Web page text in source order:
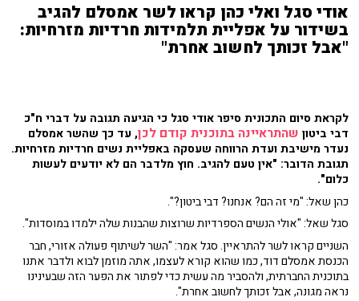
אודי סגל ואלי כהן קראו לשר אמסלם להגיב
בשידור על אפליית תלמידות חרדיות מזרחיות:
"אבל זכותך לחשוב אחרת"
לקראת סיום התכונית סיפר אודי סגל כי הגיעה תגובה על דברי ח"כ
דבי ביטון שהתראיינה בתוכנית קודם לכן, עד כך שהשר אמסלם
נעדר מישיבת ועדת הרווחה שעסקה באפליית נשים חרדיות מזרחיות.
תגובת הדובר: "אין טעם להגיב. חוץ מלדבר הם לא יודעים לעשות
כלום".
כהן שאל: "מי זה הם? אנחנו? דבי ביטון?".
סגל שאל: "אולי הנשים הספרדיות שרוצות שהבנות שלה ילמדו במוסדות".
השניים קראו לשר להתראיין. סגל אמר: "השר לשיתוף פעולה אזורי, חבר
הכנסת אמסלם דוד, כמו שהוא קורא לעצמו, אתה מוזמן לבוא ולדבר אתנו
בתוכנית החברתית, ולהסביר מה עשית כדי לפתור את הפער הזה שבעינינו
נראה מגונה, אבל זכותך לחשוב אחרת".